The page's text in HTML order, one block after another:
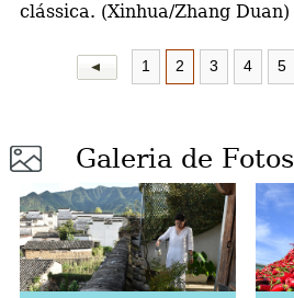
clássica. (Xinhua/Zhang Duan)
1 2 3 4 5
Galeria de Fotos